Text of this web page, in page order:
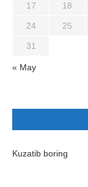
17 18
24 25
31
« May
Kuzatib boring